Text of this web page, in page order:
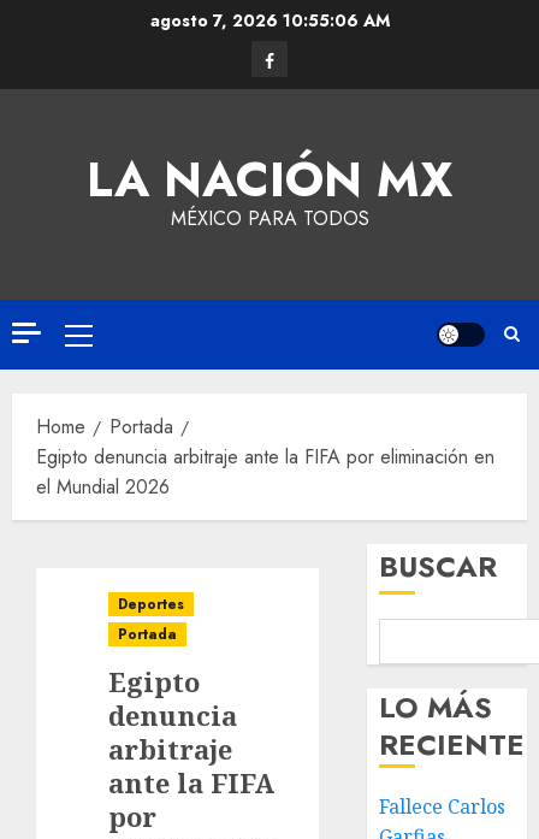
agosto 7, 202610:55:07 AM
LA NACIÓN MX
MÉXICO PARA TODOS
Home
Portada
Egipto denuncia arbitraje ante la FIFA por eliminación en
el Mundial 2026
Deportes
Portada
Egipto
denuncia
arbitraje
ante la FIFA
por
BUSCAR
LO MÁS
RECIENTE
Fallece Carlos